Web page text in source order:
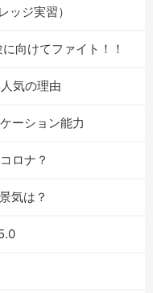
ッジ実習）
向けてファイト！！
気の理由
ーション能力
ロナ？
気は？